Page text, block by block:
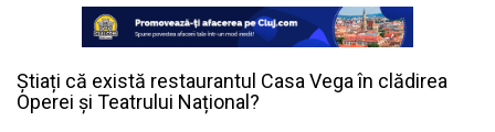
Știați că există restaurantul Casa Vega în clădirea
Operei și Teatrului Național?